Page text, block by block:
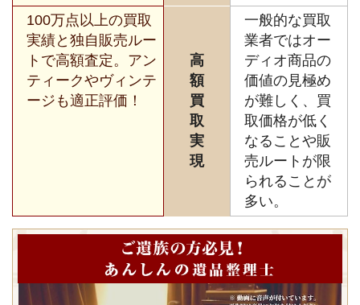
100万点以上の買取
実績と独自販売ルー
トで高額査定。アン
ティークやヴィンテ
ージも適正評価！
高
額
買
取
実
現
一般的な買取
業者ではオー
ディオ商品の
価値の見極め
が難しく、買
取価格が低く
なることや販
売ルートが限
られることが
多い。